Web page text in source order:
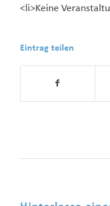
<li>Keine
Eintrag teilen